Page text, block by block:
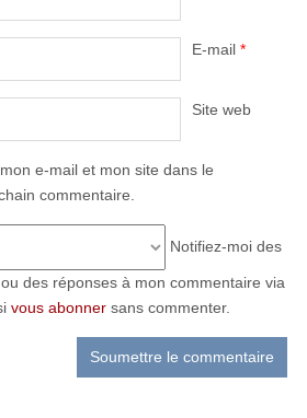
E-mail *
Site web
e-mail et mon site dans le
commentaire.
Notifiez-moi des
des réponses à mon commentaire via
vous abonnersans commenter.